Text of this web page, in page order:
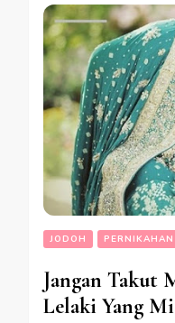
JODOH PERNIKAHAN
Jangan Takut
Lelaki Yang